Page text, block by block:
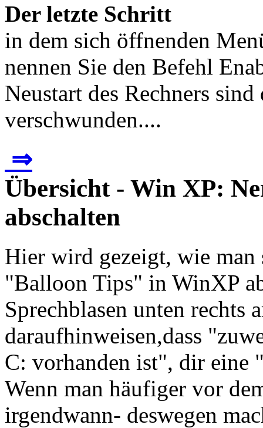
Der letzte Schritt
in dem sich öffnenden
nennen Sie den Befehl
Neustart des Rechners
verschwunden....
⇒
Übersicht - Win XP:
abschalten
Hier wird gezeigt, wie
"Balloon Tips" in WinXP
Sprechblasen unten rechts
daraufhinweisen,dass
C: vorhanden ist", dir eine
Wenn man häufiger vor
irgendwann- deswegen